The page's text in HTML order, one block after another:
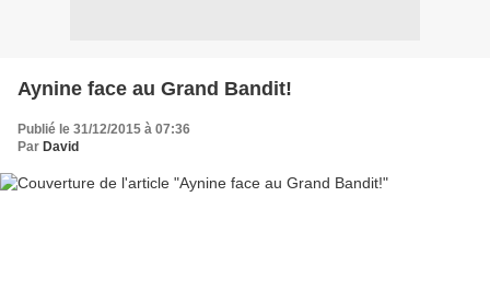
Aynine face au Grand Bandit!
Publié le 31/12/2015 à 07:36
Par David